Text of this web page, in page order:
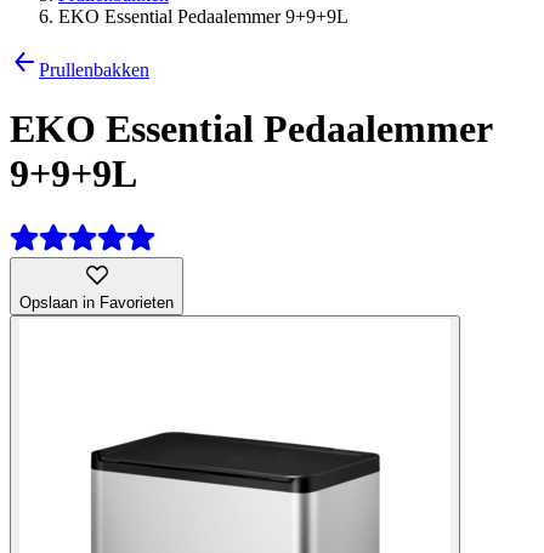
EKO Essential Pedaalemmer 9+9+9L
Prullenbakken
EKO Essential Pedaalemmer
9+9+9L
Opslaan in Favorieten